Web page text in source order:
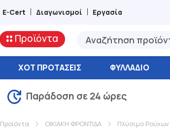
E-Cert Διαγωνισμοί Εργασία
Προϊόντα
ΧΟΤ ΠΡΟΤΆΣΕΙΣ ΦΥΛΛΆΔΙΟ
Παράδοση σε 24 ώρες
Προϊόντα ΟΙΚΙΑΚΗ ΦΡΟΝΤΙΔΑ Πλύσιμο Ρούχων